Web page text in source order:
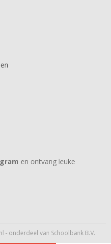
en ontvang leuke
- onderdeel van Schoolbank B.V.